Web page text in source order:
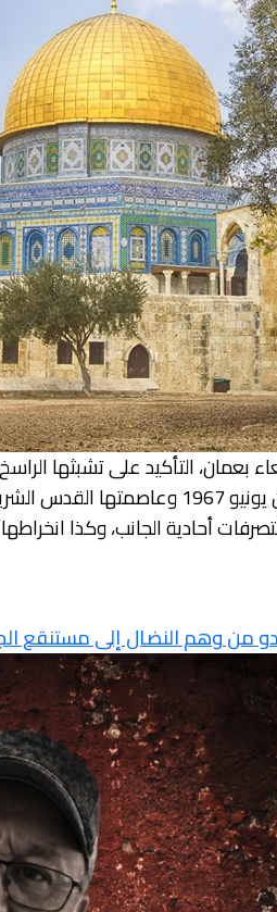
بعمان، التأكيد على تشبثها
دولته المستقلة على حدود
أحادية الجانب، وكذا
من وهم النضال إلى مستنقع